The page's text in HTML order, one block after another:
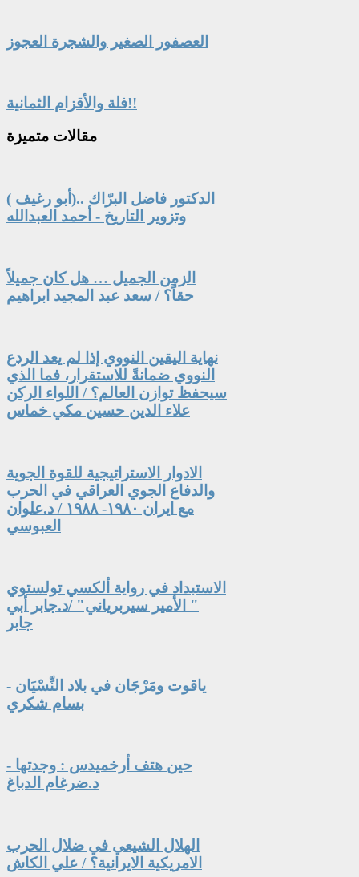
العصفور الصغير والشجرة العجوز
فلة والأقزام الثمانية!!
مقالات متميزة
الدكتور فاضل البرّاك ..(أبو رغيف )
وتزوير التاريخ - أحمد العبدالله
الزمن الجميل … هل كان جميلاً
حقاً؟ / سعد عبد المجيد ابراهيم
نهاية اليقين النووي إذا لم يعد الردع
النووي ضمانةً للاستقرار، فما الذي
سيحفظ توازن العالم؟ / اللواء الركن
علاء الدين حسين مكي خماس
الادوار الاستراتيجية للقوة الجوية
والدفاع الجوي العراقي في الحرب
مع ايران ١٩٨٠- ١٩٨٨ / د.علوان
العبوسي
الاستبداد في رواية ألكسي تولستوي
" الأمير سيربرياني" /د.جابر أبي
جابر
ياقوت ومَرْجَان في بلاد النِّسْيَان -
بسام شكري
حين هتف أرخميدس : وجدتها -
د.ضرغام الدباغ
الهلال الشيعي في ضلال الحرب
الامريكية الايرانية؟ / علي الكاش